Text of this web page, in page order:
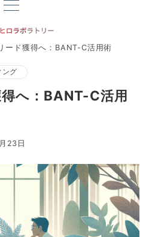
ード獲得へ：BANT-C活用術
ング
へ：BANT-C活用
23日